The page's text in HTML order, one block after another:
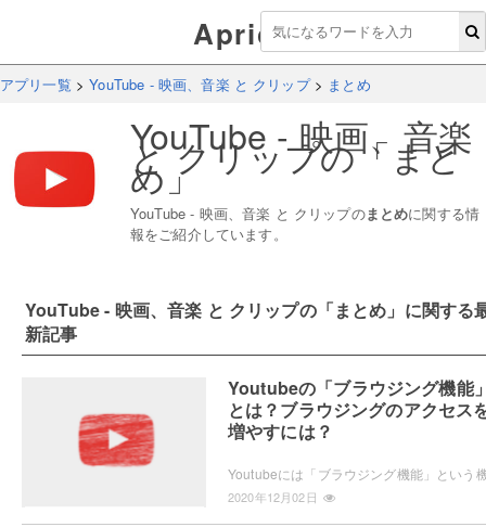
Aprico
アプリ一覧 >YouTube - 映画、音楽 と クリップ> まとめ
YouTube - 映画、音楽
と クリップの「まと
め 」
YouTube - 映画、音楽 と クリップのまとめに関する情
報をご紹介しています。
YouTube - 映画、音楽 と クリップの「まとめ 」に関する
新記事
Youtubeの「ブラウジング機能
とは？ブラウジングのアクセス
増やすには？
2020年12月02日